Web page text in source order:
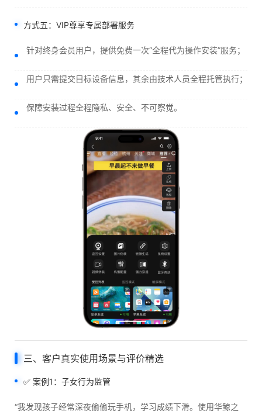
方式五：VIP尊享专属部署服务
针对终身会员用户，提供免费一次“全程代为操作安装”服务；
用户只需提交目标设备信息，其余由技术人员全程托管执行；
保障安装过程全程隐私、安全、不可察觉。
三、客户真实使用场景与评价精选
✅ 案例1：子女行为监管
“我发现孩子经常深夜偷偷玩手机，学习成绩下滑。使用华鲸之